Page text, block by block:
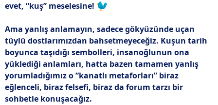
i
evet, “kuş” meselesine!
Ama yanlış anlamayın, sadece gökyüzünde uçan
tüylü dostlarımızdan bahsetmeyeceğiz. Kuşun tarih
boyunca taşıdığı sembolleri, insanoğlunun ona
yüklediği anlamları, hatta bazen tamamen yanlış
yorumladığımız o “kanatlı metaforları” biraz
eğlenceli, biraz felsefi, biraz da forum tarzı bir
sohbetle konuşacağız.